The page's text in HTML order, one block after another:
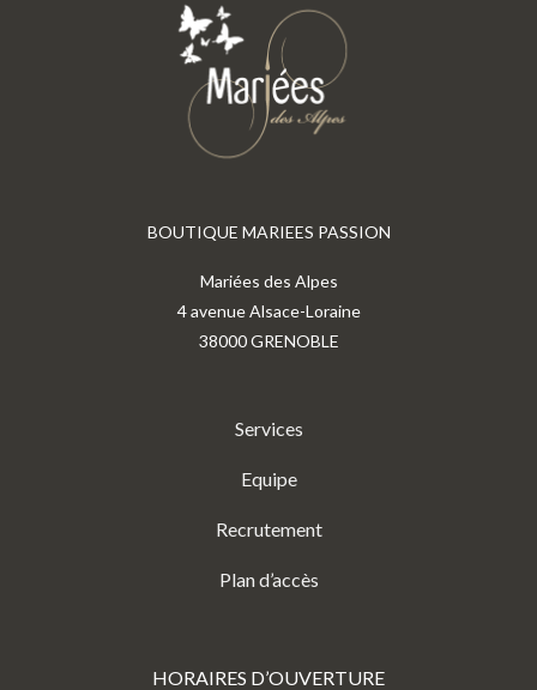
BOUTIQUE MARIEES PASSION
Mariées des Alpes
4 avenue Alsace-Loraine
38000 GRENOBLE
Services
Equipe
Recrutement
Plan d’accès
HORAIRES D’OUVERTURE